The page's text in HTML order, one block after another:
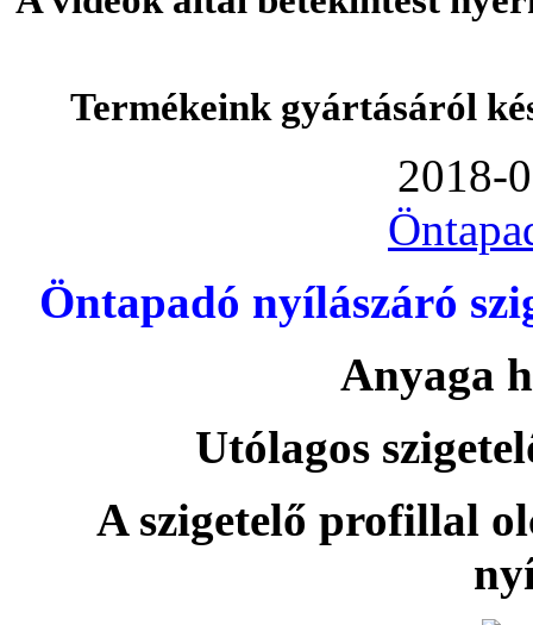
Termékeink gyártásáról
2018-
Öntapadó nyílászáró
Anyaga
Utólagos
A szigetelő profillal